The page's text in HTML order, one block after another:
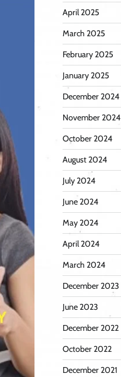
April 2025
March 2025
February 2025
January 2025
December 2024
November 2024
October 2024
August 2024
July 2024
June 2024
May 2024
April 2024
March 2024
December 2023
June 2023
December 2022
October 2022
December 2021